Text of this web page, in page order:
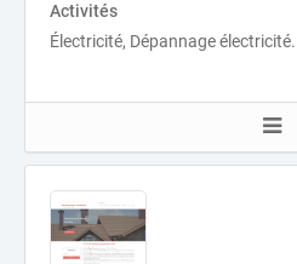
Activités
Électricité, Dépannage électricité.